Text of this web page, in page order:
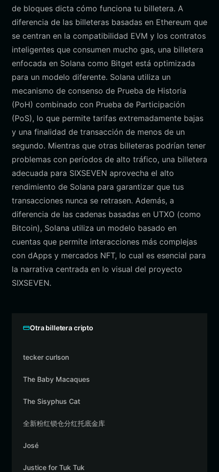
de bloques dicta cómo funciona tu billetera. A
diferencia de las billeteras basadas en Ethereum que
se centran en la compatibilidad EVM y los contratos
inteligentes que consumen mucho gas, una billetera
enfocada en Solana como Bitget está optimizada
para un modelo diferente. Solana utiliza un
mecanismo de consenso de Prueba de Historia
(PoH) combinado con Prueba de Participación
(PoS), lo que permite tarifas extremadamente bajas
y una finalidad de transacción de menos de un
segundo. Mientras que otras billeteras podrían tener
problemas con períodos de alto tráfico, una billetera
adecuada para SIXSEVEN aprovecha el alto
rendimiento de Solana para garantizar que tus
transacciones nunca se retrasen. Además, a
diferencia de las cadenas basadas en UTXO (como
Bitcoin), Solana utiliza un modelo basado en
cuentas que permite interacciones más complejas
con dApps y mercados NFT, lo cual es esencial para
la narrativa centrada en lo visual del proyecto
SIXSEVEN.
Otra billetera cripto
tecker curlson
The Baby Macaques
The Sisyphus Cat
全新粉红锁仓分红托底金库
José
Justice for Tuk Tuk